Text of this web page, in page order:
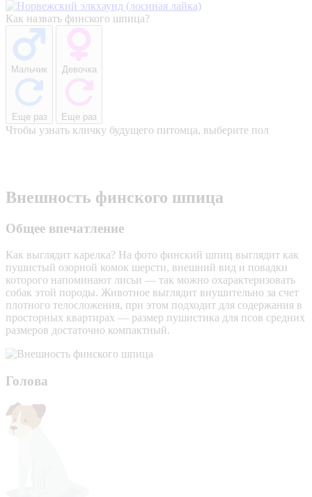
Как назвать финского шпица?
Мальчик
Еще раз
Девочка
Еще раз
Чтобы узнать кличку будущего питомца, выберите пол
Внешность финского шпица
Общее впечатление
Как выглядит карелка? На фото финский шпиц выглядит как
пушистый озорной комок шерсти, внешний вид и повадки
которого напоминают лисьи — так можно охарактеризовать
собак этой породы. Животное выглядит внушительно за счет
плотного телосложения, при этом подходит для содержания в
просторных квартирах — размер пушистика для псов средних
размеров достаточно компактный.
Голова